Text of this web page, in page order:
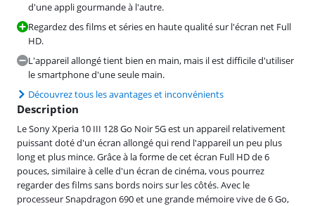
d'une appli gourmande à l'autre.
Regardez des films et séries en haute qualité sur l'écran net Full
HD.
L'appareil allongé tient bien en main, mais il est difficile d'utiliser
le smartphone d'une seule main.
Découvrez tous les avantages et inconvénients
Description
Le Sony Xperia 10 III 128 Go Noir 5G est un appareil relativement
puissant doté d'un écran allongé qui rend l'appareil un peu plus
long et plus mince. Grâce à la forme de cet écran Full HD de 6
pouces, similaire à celle d'un écran de cinéma, vous pourrez
regarder des films sans bords noirs sur les côtés. Avec le
processeur Snapdragon 690 et une grande mémoire vive de 6 Go,